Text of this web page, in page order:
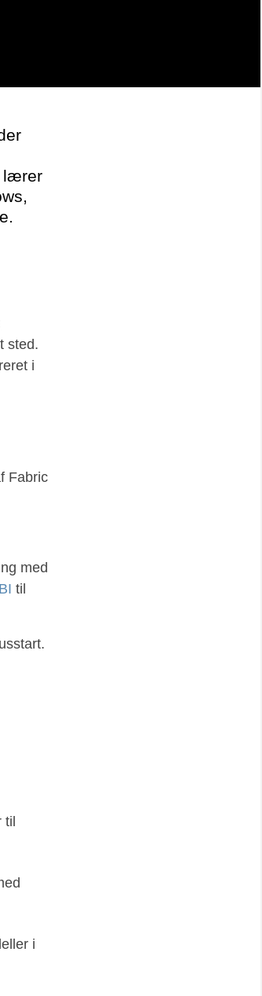
lærer
sted.
i
Fabric
med
til
i